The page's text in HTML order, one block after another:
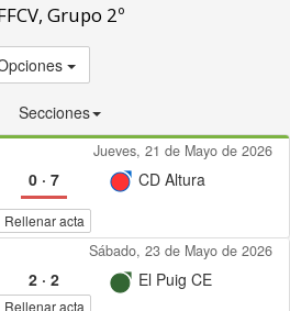
Grupo 2º
Secciones
Jueves, 21 de Mayo de 2026
0· 7 CD Altura
Rellenar acta
Sábado, 23 de Mayo de 2026
2· 2 El Puig CE
Rellenar acta